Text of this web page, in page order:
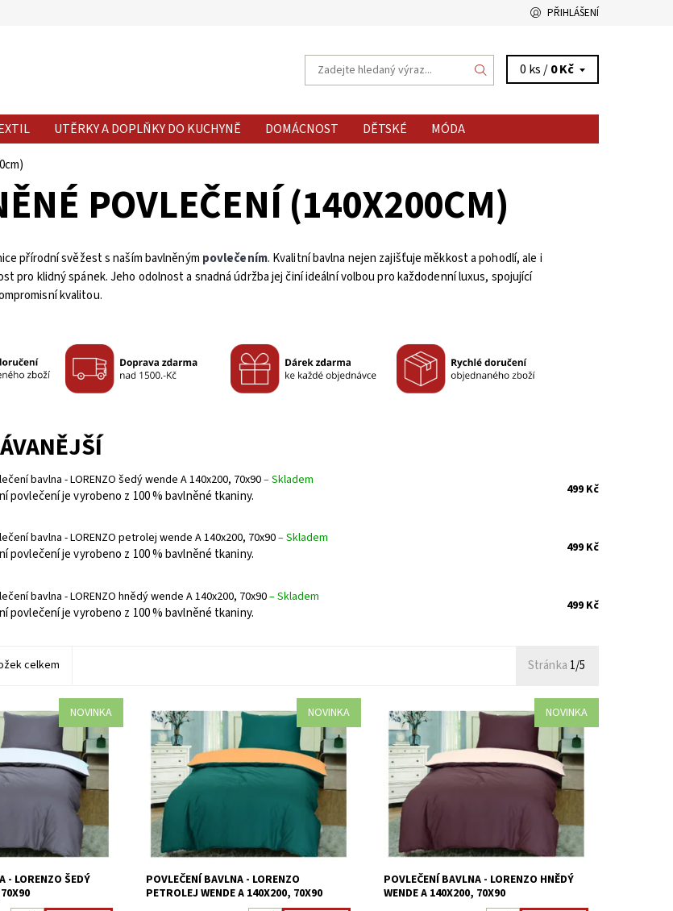
PŘIHLÁŠENÍ
0 ks /0 Kč
UTĚRKY A DOPLŇKY DO KUCHYNĚ DOMÁCNOST DĚTSKÉ
MÓDA
POVLEČENÍ (140X200CM)
přírodní svěžest s naším bavlněným povlečením. Kvalitní bavlna nejen zajišťuje měkkost a pohodlí, ale i
pro klidný spánek. Jeho odolnost a snadná údržba jej činí ideální volbou pro každodenní luxus, spojující
kvalitou.
bavlna - LORENZO šedý wende A 140x200, 70x90–Skladem
povlečení je vyrobeno z 100 % bavlněné tkaniny. 499 Kč
bavlna - LORENZO petrolej wende A 140x200, 70x90–Skladem
povlečení je vyrobeno z 100 % bavlněné tkaniny. 499 Kč
bavlna - LORENZO hnědý wende A 140x200, 70x90–Skladem
povlečení je vyrobeno z 100 % bavlněné tkaniny. 499 Kč
celkem Stránka 1/5
NOVINKA
z 100 %
>5 ks
- LORENZO ŠEDÝ
NOVINKA
Ložní povlečení je vyrobeno z 100 %
bavlněné tkaniny.
Dostupnost:
Skladem >5 ks
Kód:
POVLEČENÍ BAVLNA - LORENZO
PETROLEJ WENDE A 140X200, 70X90
NOVINKA
Ložní povlečení je vyrobeno z 100 %
bavlněné tkaniny.
Dostupnost:
Skladem >5 ks
Kód:
POVLEČENÍ BAVLNA - LORENZO HNĚDÝ
WENDE A 140X200, 70X90